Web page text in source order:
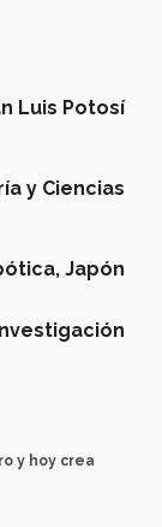
Luis Potosí
y Ciencias
Japón
y hoy crea